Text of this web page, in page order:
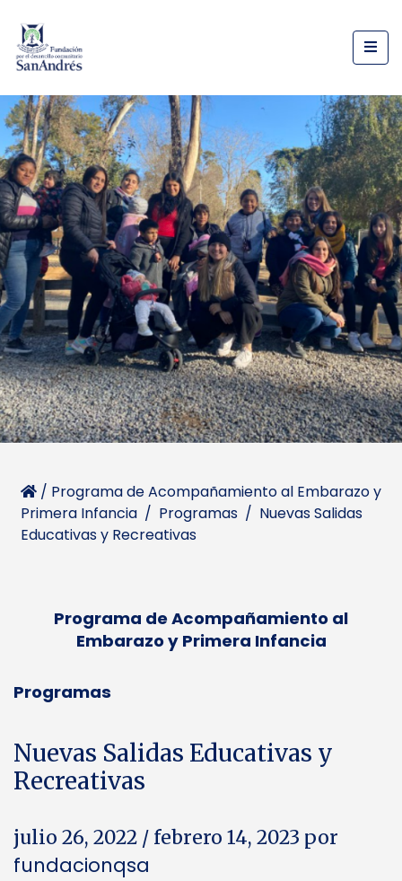
/ Programa de Acompañamiento al Embarazo y
Primera Infancia / Programas / Nuevas Salidas
Educativas y Recreativas
Programa de Acompañamiento al
Embarazo y Primera Infancia
Programas
Nuevas Salidas Educativas y
Recreativas
julio 26, 2022 / febrero 14, 2023 por
fundacionqsa